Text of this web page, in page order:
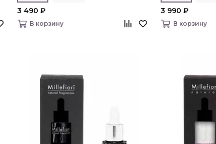
3 490 ₽
В корзину
3 990 ₽
В корзину